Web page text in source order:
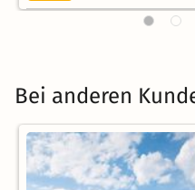
Bei anderen